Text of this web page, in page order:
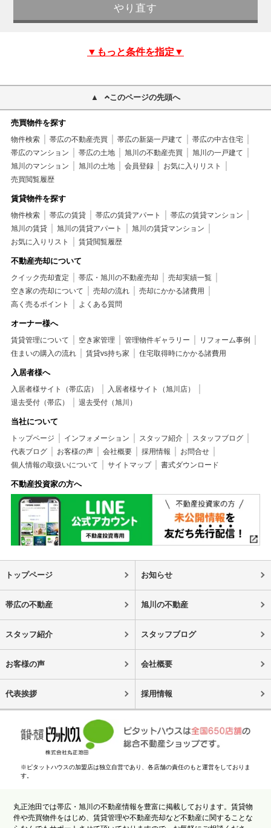
▼もっと条件を指定▼
このページの先頭へ
売買物件を探す
物件検索 帯広の不動産売買 帯広の新築一戸建て
帯広の中古住宅
帯広のマンション
帯広の土地 旭川の不動産売買
旭川の一戸建て
旭川のマンション
旭川の土地 会員登録
お気に入りリスト
売買閲覧履歴
賃貸物件を探す
物件検索 帯広の賃貸 帯広の賃貸アパート
帯広の賃貸マンション
旭川の賃貸
旭川の賃貸アパート
旭川の賃貸マンション
お気に入りリスト
賃貸閲覧履歴
不動産売却について
クイック売却査定 帯広・旭川の不動産売却
売却実績一覧
空き家の売却について
売却の流れ
売却にかかる諸費用
高く売るポイント
よくある質問
オーナー様へ
賃貸管理について 空き家管理 管理物件ギャラリー
リフォーム事例
住まいの購入の流れ
賃貸vs持ち家 住宅取得時にかかる諸費用
入居者様へ
入居者様サイト（帯広店）
入居者様サイト（旭川店）
退去受付（帯広）
退去受付（旭川）
当社について
トップページ インフォメーション スタッフ紹介
スタッフブログ
代表ブログ
お客様の声 会社概要 採用情報
お問合せ
個人情報の取扱いについて
サイトマップ 書式ダウンロード
不動産投資家の方へ
トップページ お知らせ
帯広の不動産 旭川の不動産
スタッフ紹介 スタッフブログ
お客様の声 会社概要
代表挨拶 採用情報
※ピタットハウスの加盟店は独立自営であり、各店舗の責任のもと運営をしておりま
す。
丸正池田では帯広・旭川の不動産情報を豊富に掲載しております。賃貸物
件や売買物件をはじめ、賃貸管理や不動産売却など不動産に関することな